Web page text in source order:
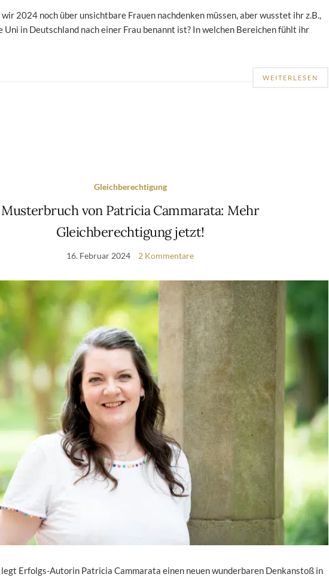
wir 2024 noch über unsichtbare Frauen nachdenken müssen, aber wusstet ihr z.B.,
Uni in Deutschland nach einer Frau benannt ist? In welchen Bereichen fühlt ihr
WEITERLESEN
Gleichberechtigung
Musterbruch von Patricia Cammarata: Mehr
Gleichberechtigung jetzt!
16. Februar 2024 2 Kommentare
Erfolgs-Autorin Patricia Cammarata einen neuen wunderbaren Denkanstoß in